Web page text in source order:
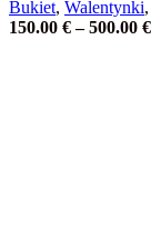
Bukiet, Walentynki,
150.00 € – 500.00 €